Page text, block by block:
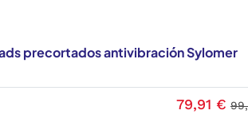
precortados antivibración Sylomer
79,91 €